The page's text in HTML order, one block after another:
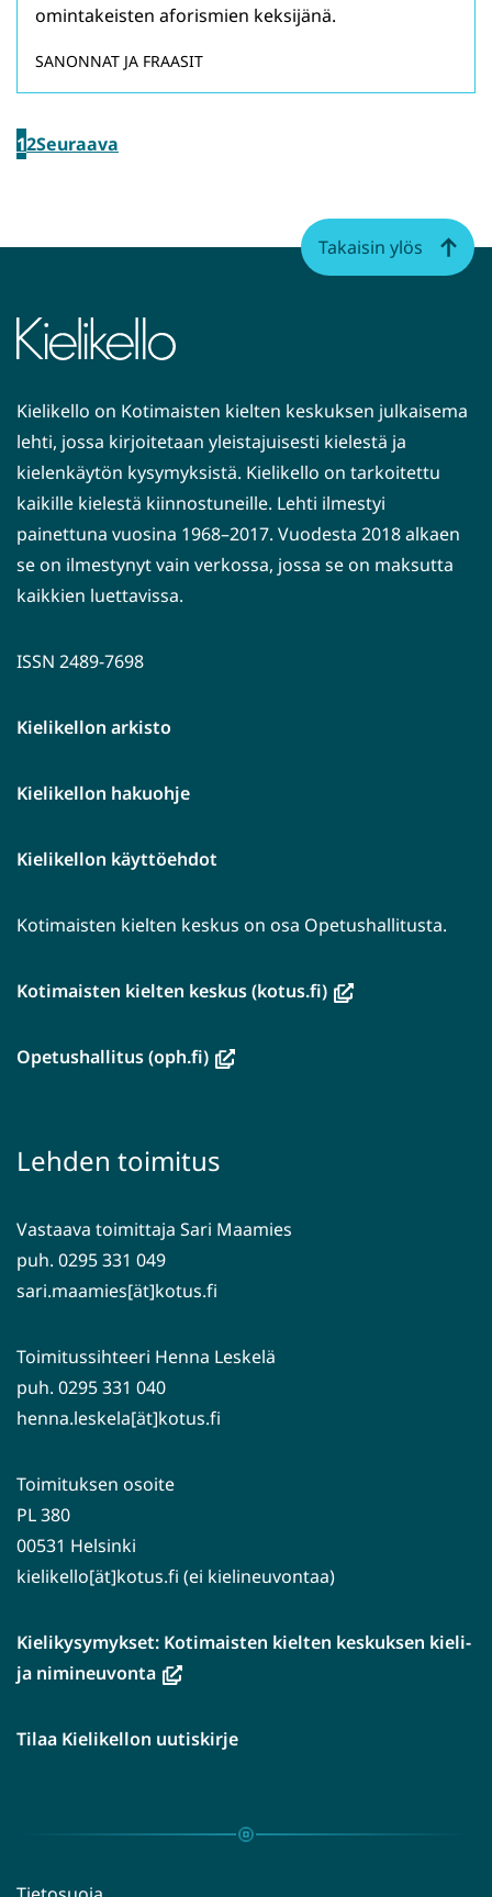
omintakeisten aforismien keksijänä.
SANONNAT JA FRAASIT
12Seuraava
Kielikello on Kotimaisten kielten keskuksen julkaisema
lehti, jossa kirjoitetaan yleistajuisesti kielestä ja
kielenkäytön kysymyksistä. Kielikello on tarkoitettu
kaikille kielestä kiinnostuneille. Lehti ilmestyi
painettuna vuosina 1968–2017. Vuodesta 2018 alkaen
se on ilmestynyt vain verkossa, jossa se on maksutta
kaikkien luettavissa.
ISSN 2489-7698
Kielikellon arkisto
Kielikellon hakuohje
Kielikellon käyttöehdot
Kotimaisten kielten keskus on osa Opetushallitusta.
Kotimaisten kielten keskus (kotus.fi)(avautuu
Opetushallitus (oph.fi)(avautuu
toiseen
Lehden toimitus
Vastaava toimittaja Sari Maamies
puh. 0295 331 049
sari.maamies[ät]kotus.fi
Toimitussihteeri Henna Leskelä
puh. 0295 331 040
henna.leskela[ät]kotus.fi
Toimituksen osoite
PL 380
00531 Helsinki
kielikello[ät]kotus.fi (ei kielineuvontaa)
Kielikysymykset: Kotimaisten kielten keskuksen kieli-
ja nimineuvonta(avautuu
ikkunaan,
palveluun)
Tilaa Kielikellon uutiskirje
Takaisin ylös